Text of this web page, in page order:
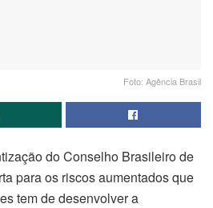
Foto: Agência Brasil
do Conselho Brasileiro de
para os riscos aumentados que
tem de desenvolver a